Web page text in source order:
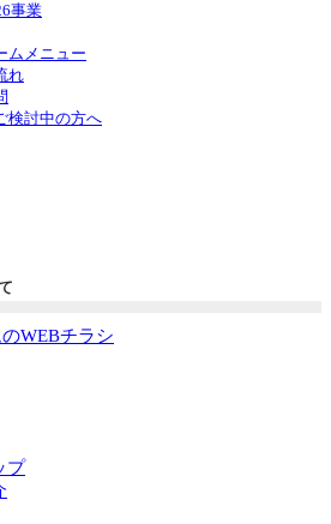
事業
ムメニュー
れ
検討中の方へ
プ